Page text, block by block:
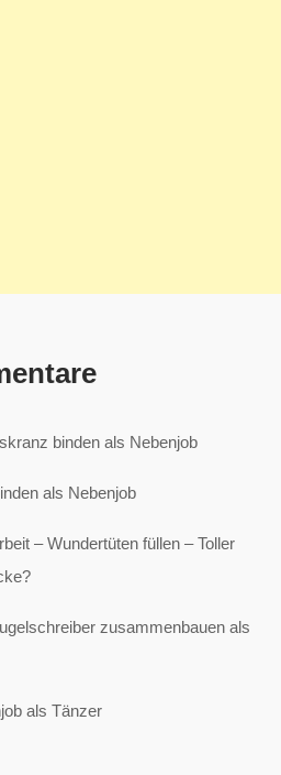
binden als Nebenjob
als Nebenjob
– Wundertüten füllen – Toller
zusammenbauen als
als Tänzer